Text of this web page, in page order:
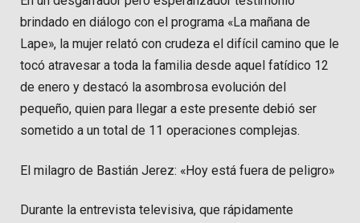
brindado en diálogo con el programa «La mañana de
Lape», la mujer relató con crudeza el difícil camino que le
tocó atravesar a toda la familia desde aquel fatídico 12
de enero y destacó la asombrosa evolución del
pequeño, quien para llegar a este presente debió ser
sometido a un total de 11 operaciones complejas.
El milagro de Bastián Jerez: «Hoy está fuera de peligro»
Durante la entrevista televisiva, que rápidamente